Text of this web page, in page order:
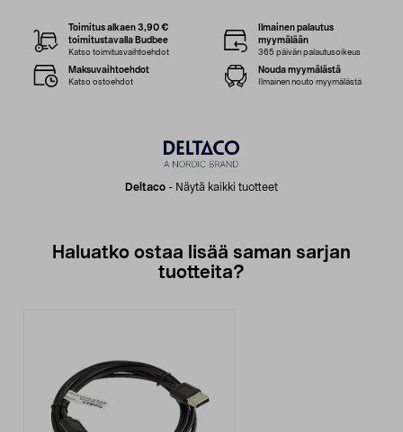
Deltaco - Näytä kaikki tuotteet
Toimitus alkaen 3,90 €
toimitustavalla Budbee
Katso toimitusvaihtoehdot
Ilmainen palautus
myymälään
365 päivän palautusoikeus
Maksuvaihtoehdot
Katso ostoehdot
Nouda myymälästä
Ilmainen nouto myymälästä
Haluatko ostaa lisää saman sarjan
tuotteita?